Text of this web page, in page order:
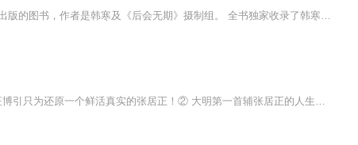
《告白与告别》是2014年由北京联合出版公司出版的图书，作者是韩寒及《后会无期》摄制组。 全书独家收录了韩寒从作家转型为新锐导演的心路历程，以及他对于电影看法。并以电影主角，幕后人员等多方视角展现了《后会无期》拍摄期间的诸多故事及大家的感悟。
【强烈推荐】①400多年来最忠实的粉丝，旁征博引只为还原一个鲜活真实的张居正！② 大明第一首辅张居正的人生悲喜剧，从权倾朝野到满门抄斩的无奈三重奏。③影响深远的天才改革治新路！再现明朝波谲诡异的政治斗争！【内容简介】中国历史上，没有任何一个...